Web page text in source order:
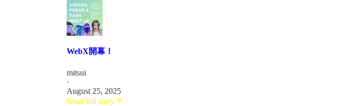
WebX開幕！
mitsui
·
August 25, 2025
Read full story